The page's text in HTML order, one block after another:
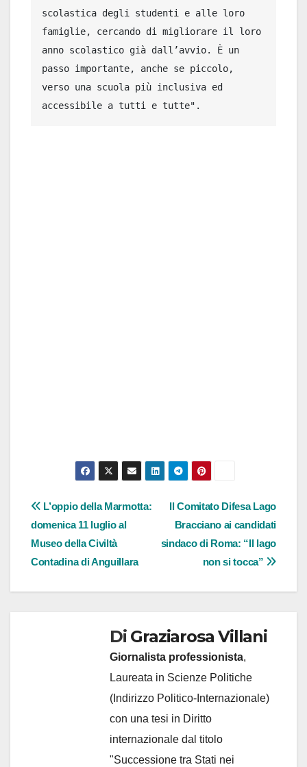
scolastica degli studenti e alle loro
famiglie, cercando di migliorare il loro
anno scolastico già dall’avvio. È un
passo importante, anche se piccolo,
verso una scuola più inclusiva ed
accessibile a tutti e tutte".
Navigazione
articoli
Il Comitato Difesa Lago
Bracciano ai candidati
sindaco di Roma: “Il lago
non si tocca”
L’oppio della Marmotta:
domenica 11 luglio al
Museo della Civiltà
Contadina di Anguillara
Di Graziarosa Villani
Giornalista professionista,
Laureata in Scienze Politiche
(Indirizzo Politico-Internazionale)
con una tesi in Diritto
internazionale dal titolo
"Successione tra Stati nei